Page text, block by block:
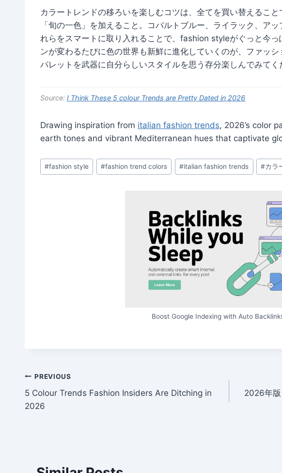
カラートレンドの移ろいを楽しむコツは、全てを買い替えるこ
「旬の一色」を加えること。コバルトブルー、ライラック、ア
れらをスマートに取り入れることで、fashion styleがぐっと今
ンが変わるたびに色の世界も新鮮に進化していくのが、ファッ
パレットを武器に自分らしいスタイルを思う存分楽しんでみてく
Source: I Think These 5 colour Trends are Pretty Dated in 2026
Drawing inspiration from italian fashion trends, 2026’s color
earth tones and vibrant Mediterranean hues that captivate
Post
Tags:
#fashion style #fashion trend colors #italian fashion trends #カラ
Boost Google Indexing with Auto
Post
navigation
PREVIOUS
5 Colour Trends Fashion Insiders Are Ditching in
2026
2026年